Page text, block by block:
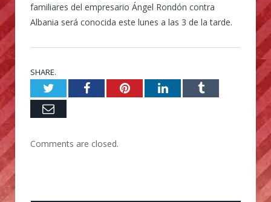
familiares del empresario Ángel Rondón contra
Albania será conocida este lunes a las 3 de la tarde.
SHARE.
TwitterFacebookPinterestLinkedInTumblr
Email
Comments are closed.